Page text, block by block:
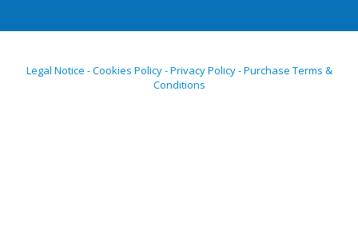
Legal Notice - Cookies Policy - Privacy Policy - Purchase Terms &
Conditions